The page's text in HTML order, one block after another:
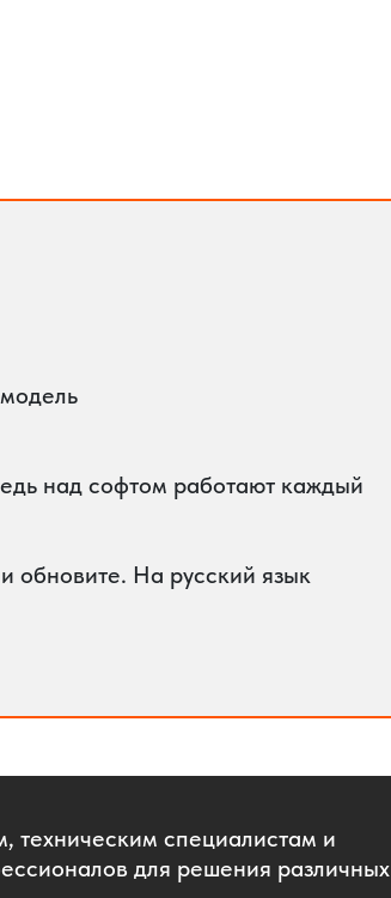
над софтом работают каждый
обновите. На русский язык
техническим специалистам и
для решения различных